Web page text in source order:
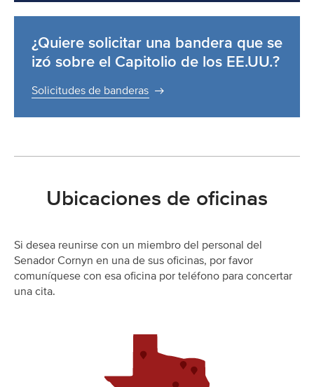
¿Quiere solicitar una bandera que se
izó sobre el Capitolio de los EE.UU.?
Solicitudes de banderas
Ubicaciones de oficinas
Si desea reunirse con un miembro del personal del
Senador Cornyn en una de sus oficinas, por favor
comuníquese con esa oficina por teléfono para concertar
una cita.